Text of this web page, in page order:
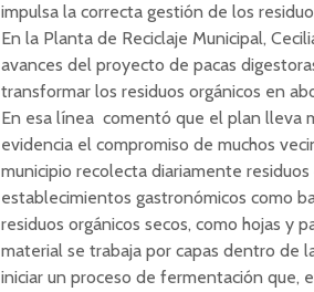
impulsa la correcta gestión de los
En la Planta de Reciclaje Municipal,
avances del proyecto de pacas
transformar los residuos orgánicos en
En esa línea comentó que el plan lleva
evidencia el compromiso de muchos
municipio recolecta diariamente
establecimientos gastronómicos como
residuos orgánicos secos, como hojas y
material se trabaja por capas dentro de
iniciar un proceso de fermentación que,